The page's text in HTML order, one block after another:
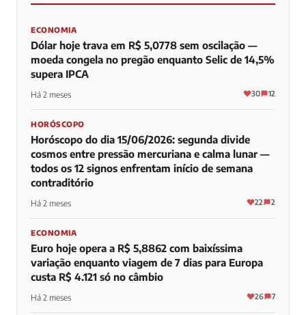
ECONOMIA
Dólar hoje trava em R$ 5,0778 sem oscilação —
moeda congela no pregão enquanto Selic de 14,5%
supera IPCA
Há 2 meses 30 12
HORÓSCOPO
Horóscopo do dia 15/06/2026: segunda divide
cosmos entre pressão mercuriana e calma lunar —
todos os 12 signos enfrentam início de semana
contraditório
Há 2 meses 22 2
ECONOMIA
Euro hoje opera a R$ 5,8862 com baixíssima
variação enquanto viagem de 7 dias para Europa
custa R$ 4.121 só no câmbio
Há 2 meses 26 7